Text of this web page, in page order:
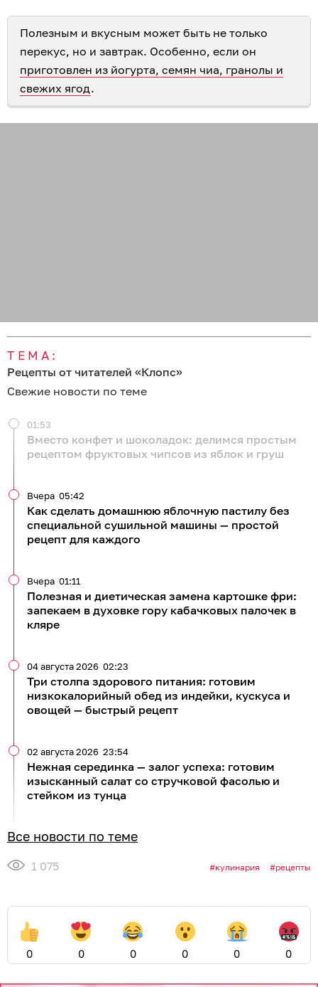
Полезным и вкусным может быть не только
перекус, но и завтрак. Особенно, если он
приготовлен из йогурта, семян чиа, гранолы и
свежих ягод.
ТЕМА:
Рецепты от читателей «Клопс»
Свежие новости по теме
Вместо конфет и шоколадок: делимся простым
рецептом фруктовых чипсов из яблок и груш
01:53
Как сделать домашнюю яблочную пастилу без
специальной сушильной машины — простой
рецепт для каждого
Вчера 05:42
Полезная и диетическая замена картошке фри:
запекаем в духовке гору кабачковых палочек в
кляре
Вчера 01:11
Три столпа здорового питания: готовим
низкокалорийный обед из индейки, кускуса и
овощей — быстрый рецепт
04 августа 2026 02:23
Нежная серединка — залог успеха: готовим
изысканный салат со стручковой фасолью и
стейком из тунца
02 августа 2026 23:54
Все новости по теме
1 075 кулинария рецепты
0 0 0 0 0 0